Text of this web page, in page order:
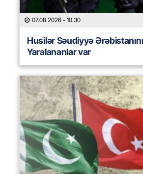
07.08.2026 - 10:30
Husilər Səudiyyə
Yaralananlar var